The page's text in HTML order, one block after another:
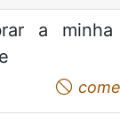
a
not